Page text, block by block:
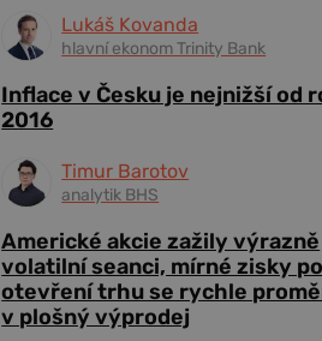
Lukáš Kovanda
hlavní ekonom Trinity Bank
Inflace v Česku je nejnižší od
2016
Timur Barotov
analytik BHS
Americké akcie zažily výrazně
volatilní seanci, mírné zisky po
otevření trhu se rychle
v plošný výprodej